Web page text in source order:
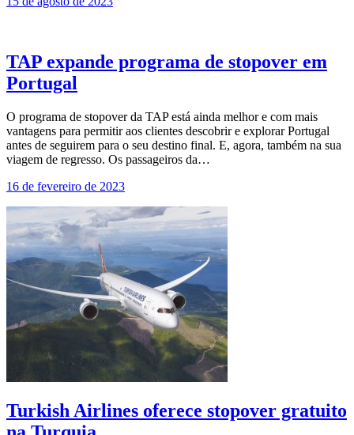
TAP expande programa de stopover em
Portugal
O programa de stopover da TAP está ainda melhor e com mais
vantagens para permitir aos clientes descobrir e explorar Portugal
antes de seguirem para o seu destino final. E, agora, também na sua
viagem de regresso. Os passageiros da…
16 de fevereiro de 2023
Turkish Airlines oferece stopover gratuito